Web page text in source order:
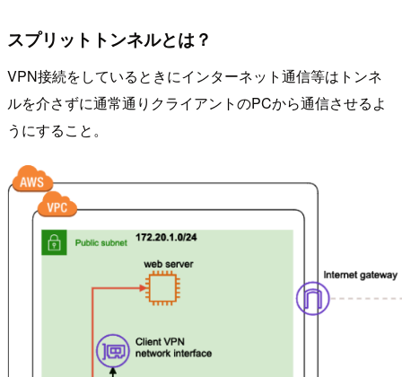
スプリットトンネルとは？
VPN接続をしているときにインターネット通信等はトンネ
ルを介さずに通常通りクライアントのPCから通信させるよ
うにすること。